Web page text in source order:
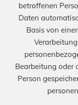
betroffenen
Daten
Basis von
Bearbeitung oder
Person